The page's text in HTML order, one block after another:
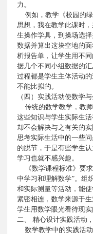
力。
例如，教学《校园的绿
思想，我在教学此课时
生操作学具，到操场选
数据并算出这块空地的
析报告单，让学生用不
据几个不同小组数据的
过程都是学生主体活动
不能比拟的。
（四）实践活动使数学
传统的数学教学，教
这些知识与学生实际生
却不会解决与之有关的
思考实际生活中的一些
的脱节，于是有些学生
学习也就不感兴趣。
《数学课程标准》要求
中学习和理解数学”。组
和实际测量等活动，能
紧密相连，数学来源于
学生用数学眼光看待现实
二、
精心设计实践活动
数学教学中的实践活